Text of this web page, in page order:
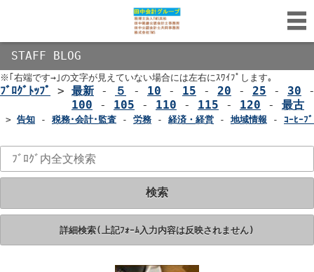
STAFF BLOG
※｢右端です→｣の文字が見えていない場合には左右にｽﾜｲﾌﾟします｡
ﾌﾞﾛｸﾞﾄｯﾌﾟ > 最新 - ５ - 10 - 15 - 20 - 25 - 30
100 - 105 - 110 - 115 - 120 - 最古
> 告知 - 税務･会計･監査 - 労務 - 経済・経営 - 地域情報 - ｺｰﾋｰﾌ
検索
詳細検索(上記ﾌｫｰﾑ入力内容は反映されません)